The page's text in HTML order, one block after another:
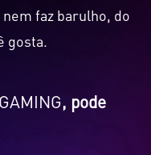
faz barulho, do
gosta.
, pode